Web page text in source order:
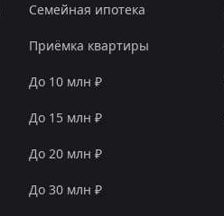
Семейная ипотека
Приёмка квартиры
До 10 млн ₽
До 15 млн ₽
До 20 млн ₽
До 30 млн ₽